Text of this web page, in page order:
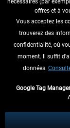
RENONCER AU
NE
échéant, frais
nécessaires (par
offres et à
Vous acceptez les
trouverez des
confidentialité, où
moment. Il suffit
données.
Google Tag